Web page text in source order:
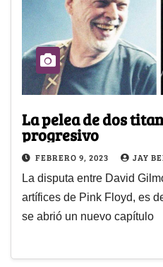
La pelea de dos
progresivo
FEBRERO 9, 2023 JAY
La disputa entre David
artífices de Pink Floyd, es
se abrió un nuevo capítulo